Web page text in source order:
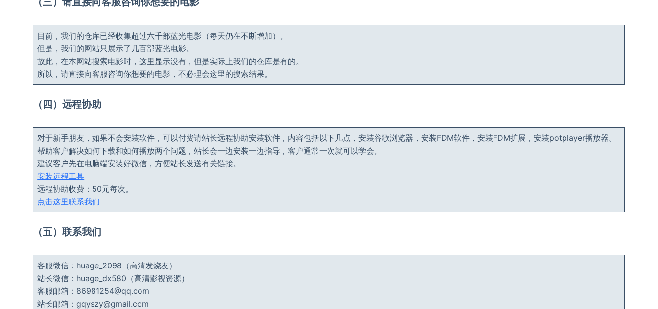
目前，我们的仓库已经收集超过六千部蓝光电影（每天仍在不断增加）。
但是，我们的网站只展示了几百部蓝光电影。
故此，在本网站搜索电影时，这里显示没有，但是实际上我们的仓库是有的。
所以，请直接向客服咨询你想要的电影，不必理会这里的搜索结果。
（四）远程协助
对于新手朋友，如果不会安装软件，可以付费请站长远程协助安装软件，内容包括以下几点，安装谷歌浏览器，安装FDM软件，安装FDM扩展，安装potplayer播放器。
帮助客户解决如何下载和如何播放两个问题，站长会一边安装一边指导，客户通常一次就可以学会。
建议客户先在电脑端安装好微信，方便站长发送有关链接。
安装远程工具
远程协助收费：50元每次。
点击这里联系我们
（五）联系我们
客服微信：huage_2098（高清发烧友）
站长微信：huage_dx580（高清影视资源）
客服邮箱：86981254@qq.com
站长邮箱：gqyszy@gmail.com